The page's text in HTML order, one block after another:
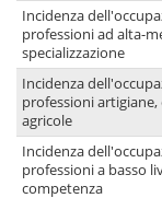
Incidenza
professioni ad alta-
specializzazione
Incidenza
professioni artigiane,
agricole
Incidenza
professioni a basso
competenza